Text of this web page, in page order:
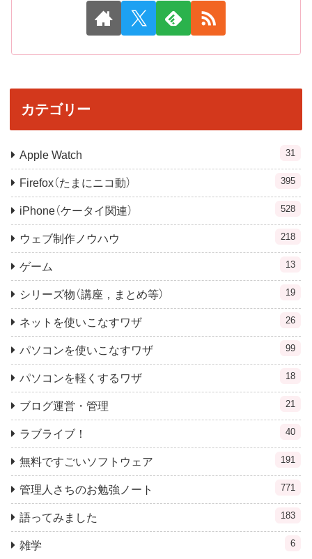
カテゴリー
Apple Watch 31
Firefox（たまにニコ動） 395
iPhone（ケータイ関連） 528
ウェブ制作ノウハウ 218
ゲーム 13
シリーズ物（講座，まとめ等） 19
ネットを使いこなすワザ 26
パソコンを使いこなすワザ 99
パソコンを軽くするワザ 18
ブログ運営・管理 21
ラブライブ！ 40
無料ですごいソフトウェア 191
管理人さちのお勉強ノート 771
語ってみました 183
雑学 6